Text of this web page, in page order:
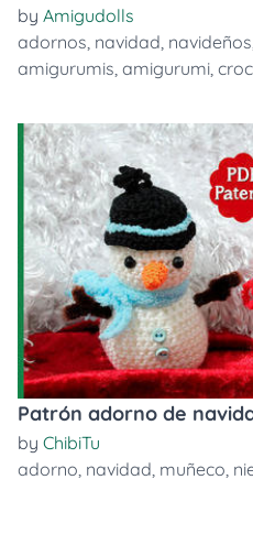
by Amigudolls
adornos, navidad, navideños
amigurumis, amigurumi,
Patrón adorno de
by ChibiTu
adorno, navidad, muñeco,